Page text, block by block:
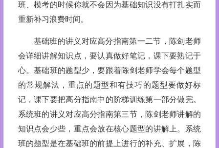
班、模考的时候你就不会因为基础知识没有打扎实而
重新补习浪费时间。
基础班的讲义对应高分指南第一二节，陈剑老师
会详细讲解知识点，要认真做好笔记，课下要熟记于
心。基础班的题型少，要跟着陈剑老师学会每个题型
的常规解法，重点的题型和有技巧的题型要做好标
记，课下要把高分指南中的阶梯训练第一部分做完。
系统班的讲义对应高分指南第三节，陈剑老师讲解的
知识点会少些，重点会放在核心题型的讲解上。系统
班的题型是在基础班的前提上进行的补充、扩展，陈